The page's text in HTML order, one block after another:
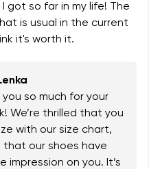
got so far in my life! The
is usual in the current
it's worth it.
you so much for your
We’re thrilled that you
with our size chart,
that our shoes have
impression on you. It’s